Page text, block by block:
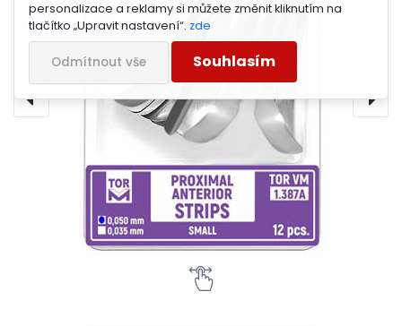
personalizace a reklamy si můžete změnit kliknutím na
tlačítko „Upravit nastavení“. zde
Odmítnout vše Souhlasím